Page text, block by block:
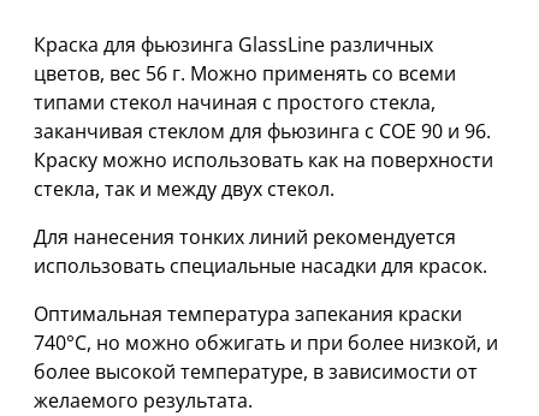
Краска для фьюзинга GlassLine различных
цветов, вес 56 г. Можно применять со всеми
типами стекол начиная с простого стекла,
заканчивая стеклом для фьюзинга с COE 90 и 96.
Краску можно использовать как на поверхности
стекла, так и между двух стекол.
Для нанесения тонких линий рекомендуется
использовать специальные насадки для красок.
Оптимальная температура запекания краски
740°С, но можно обжигать и при более низкой, и
более высокой температуре, в зависимости от
желаемого результата.